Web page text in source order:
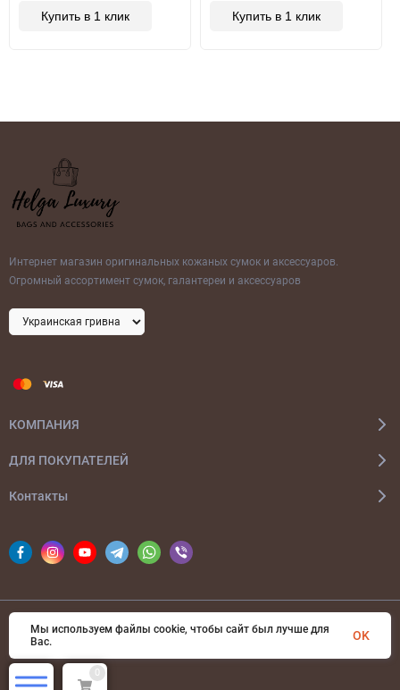
Купить в 1 клик Купить в 1 клик
Интернет магазин оригинальных кожаных сумок и аксессуаров.
Огромный ассортимент сумок, галантереи и аксессуаров
КОМПАНИЯ
ДЛЯ ПОКУПАТЕЛЕЙ
Контакты
© 2026 bags-ua.com Все права защищены
0
Мы используем файлы cookie, чтобы сайт был лучше для
Вас.
OK